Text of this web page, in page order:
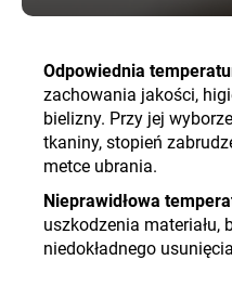
Odpowiednia
zachowania jakości,
bielizny. Przy jej
tkaniny, stopień
metce ubrania.
Nieprawidłowa
uszkodzenia materiału,
niedokładnego
o